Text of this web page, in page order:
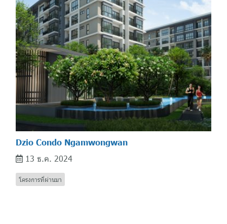
Dzio Condo Ngamwongwan
13 ธ.ค. 2024
โครงการที่ผ่านมา